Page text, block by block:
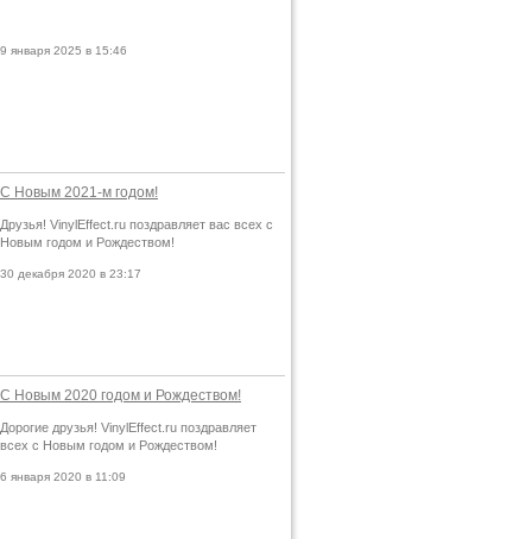
9 января 2025 в 15:46
С Новым 2021-м годом!
Друзья! VinylEffect.ru поздравляет вас всех с
Новым годом и Рождеством!
30 декабря 2020 в 23:17
С Новым 2020 годом и Рождеством!
Дорогие друзья! VinylEffect.ru поздравляет
всех с Новым годом и Рождеством!
6 января 2020 в 11:09